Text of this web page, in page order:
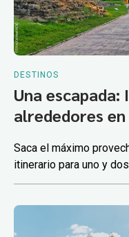
DESTINOS
Una escapada:
alrededores
Saca el máximo
itinerario para uno y